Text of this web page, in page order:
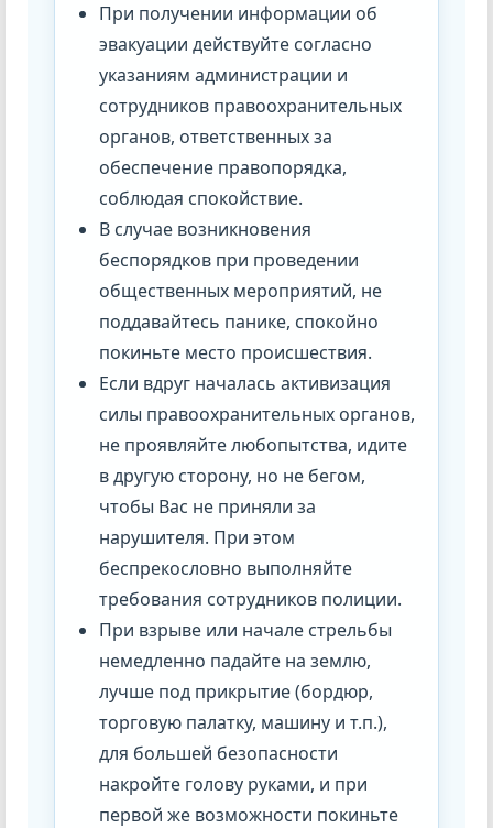
При получении информации об
эвакуации действуйте согласно
указаниям администрации и
сотрудников правоохранительных
органов, ответственных за
обеспечение правопорядка,
соблюдая спокойствие.
В случае возникновения
беспорядков при проведении
общественных мероприятий, не
поддавайтесь панике, спокойно
покиньте место происшествия.
Если вдруг началась активизация
силы правоохранительных органов,
не проявляйте любопытства, идите
в другую сторону, но не бегом,
чтобы Вас не приняли за
нарушителя. При этом
беспрекословно выполняйте
требования сотрудников полиции.
При взрыве или начале стрельбы
немедленно падайте на землю,
лучше под прикрытие (бордюр,
торговую палатку, машину и т.п.),
для большей безопасности
накройте голову руками, и при
первой же возможности покиньте